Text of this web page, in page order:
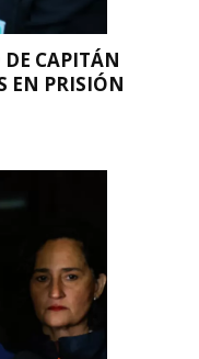
CAPITÁN
EN PRISIÓN